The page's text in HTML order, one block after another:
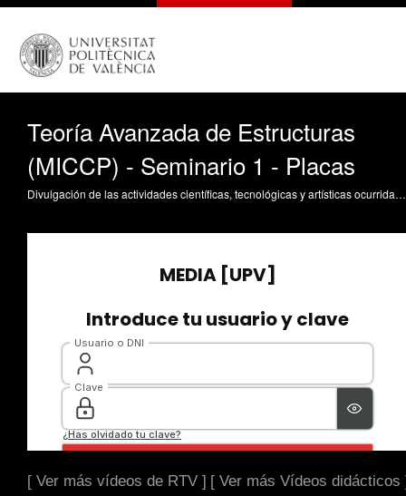
Teoría Avanzada de Estructuras
(MICCP) - Seminario 1 - Placas
Divulgación de las actividades científicas, tecnológicas y artísticas ocurridas en los tres campus de la UPV
[ Ver más vídeos de RTV ] [ Ver más Vídeos didácticos